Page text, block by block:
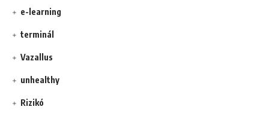
e-learning
terminál
Vazallus
unhealthy
Rizikó